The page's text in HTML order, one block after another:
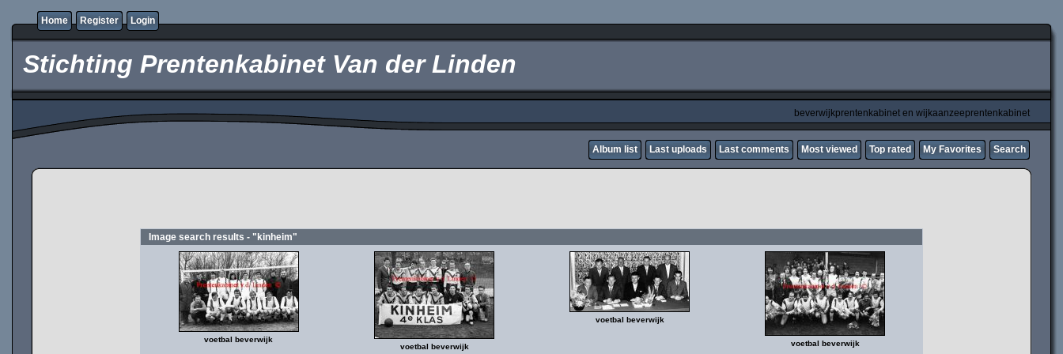
Home Register Login
Stichting Prentenkabinet Van der Linden
beverwijkprentenkabinet en wijkaanzeeprentenkabinet
Album list Last uploads Last comments Most viewed Top rated My Favorites Search
Image search results - "kinheim"
voetbal beverwijk
voetbal beverwijk
voetbal beverwijk
voetbal beverwijk